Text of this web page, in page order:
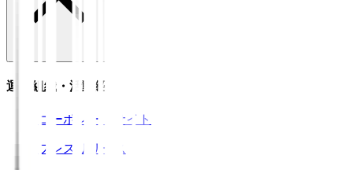
運営組織・活動紹介
コーポレートサイト
プレスリリース